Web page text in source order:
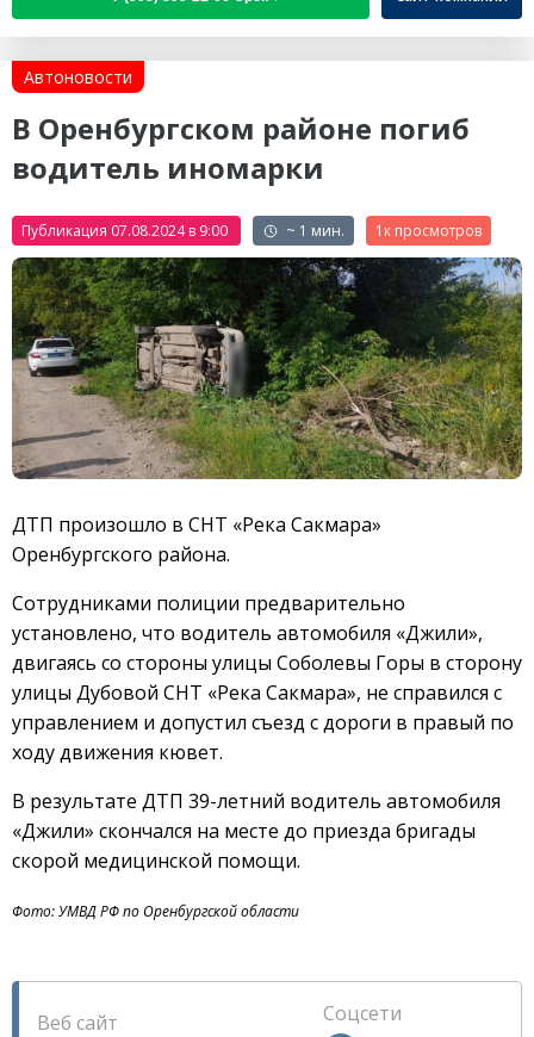
Автоновости
В Оренбургском районе погиб
водитель иномарки
Публикация 07.08.2024 в 9:00 ~ 1 мин. 1к
ДТП произошло в СНТ «Река Сакмара»
Оренбургского района.
Сотрудниками полиции предварительно
установлено, что водитель автомобиля «Джили»,
двигаясь со стороны улицы Соболевы Горы в сторону
улицы Дубовой СНТ «Река Сакмара», не справился с
управлением и допустил съезд с дороги в правый по
ходу движения кювет.
В результате ДТП 39-летний водитель автомобиля
«Джили» скончался на месте до приезда бригады
скорой медицинской помощи.
Фото: УМВД РФ по Оренбургской области
Веб сайт
Соцсети